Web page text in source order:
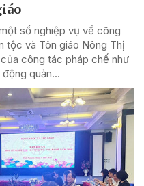
số nghiệp vụ về công
tộc và Tôn giáo Nông Thị
công tác pháp chế như
quản...